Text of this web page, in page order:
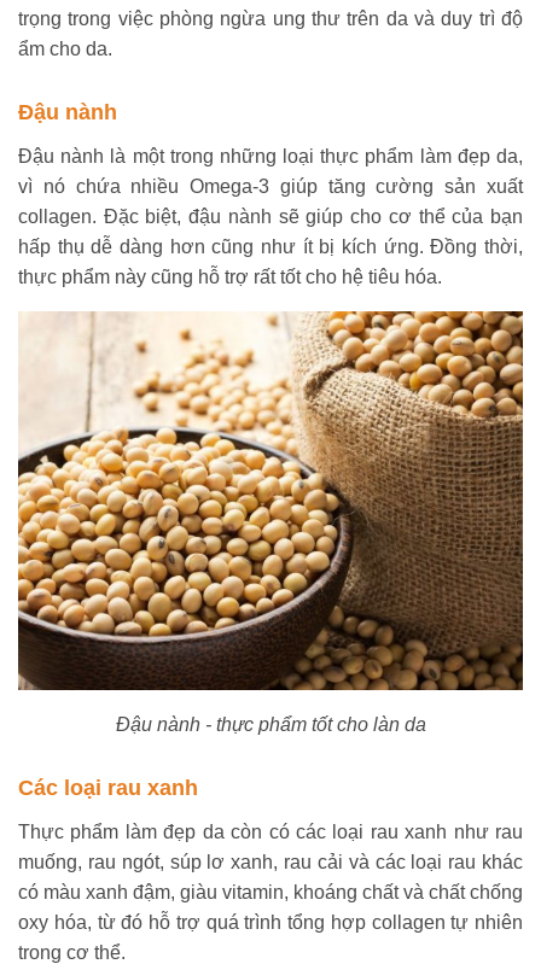
trọng trong việc phòng ngừa ung thư trên da và duy trì độ
ẩm cho da.
Đậu nành
Đậu nành là một trong những loại thực phẩm làm đẹp da,
vì nó chứa nhiều Omega-3 giúp tăng cường sản xuất
collagen. Đặc biệt, đậu nành sẽ giúp cho cơ thể của bạn
hấp thụ dễ dàng hơn cũng như ít bị kích ứng. Đồng thời,
thực phẩm này cũng hỗ trợ rất tốt cho hệ tiêu hóa.
Đậu nành - thực phẩm tốt cho làn da
Các loại rau xanh
Thực phẩm làm đẹp da còn có các loại rau xanh như rau
muống, rau ngót, súp lơ xanh, rau cải và các loại rau khác
có màu xanh đậm, giàu vitamin, khoáng chất và chất chống
oxy hóa, từ đó hỗ trợ quá trình tổng hợp collagen tự nhiên
trong cơ thể.